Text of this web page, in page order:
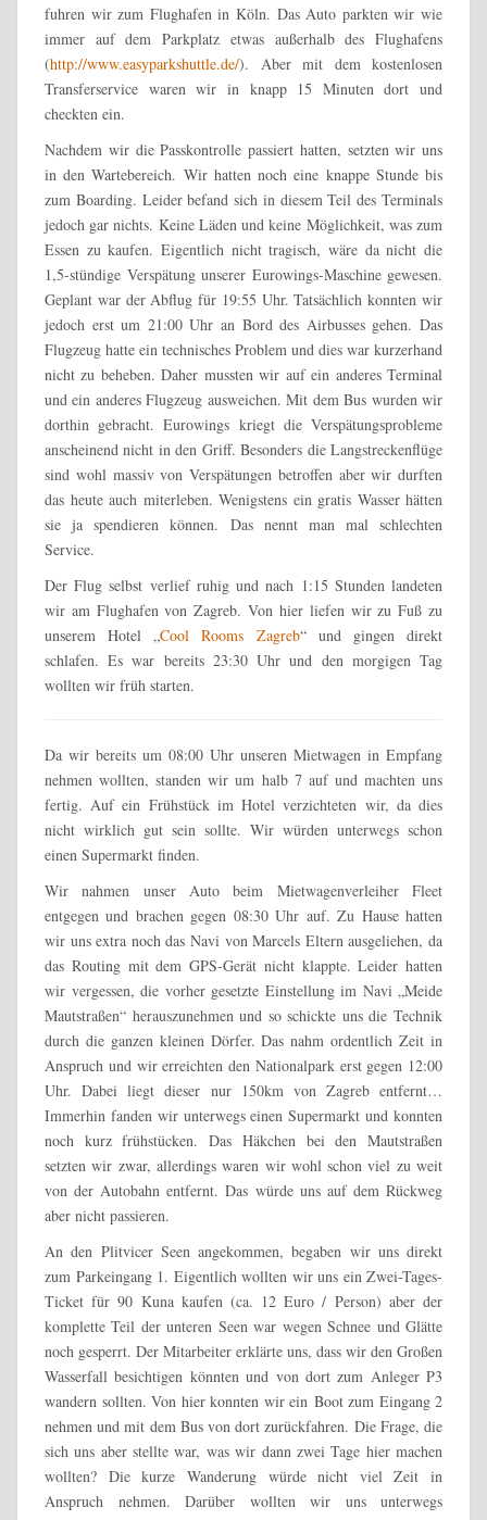
fuhren wir zum Flughafen in Köln. Das Auto parkten wir wie
immer auf dem Parkplatz etwas außerhalb des Flughafens
(http://www.easyparkshuttle.de/). Aber mit dem kostenlosen
Transferservice waren wir in knapp 15 Minuten dort und
checkten ein.
Nachdem wir die Passkontrolle passiert hatten, setzten wir uns
in den Wartebereich. Wir hatten noch eine knappe Stunde bis
zum Boarding. Leider befand sich in diesem Teil des Terminals
jedoch gar nichts. Keine Läden und keine Möglichkeit, was zum
Essen zu kaufen. Eigentlich nicht tragisch, wäre da nicht die
1,5-stündige Verspätung unserer Eurowings-Maschine gewesen.
Geplant war der Abflug für 19:55 Uhr. Tatsächlich konnten wir
jedoch erst um 21:00 Uhr an Bord des Airbusses gehen. Das
Flugzeug hatte ein technisches Problem und dies war kurzerhand
nicht zu beheben. Daher mussten wir auf ein anderes Terminal
und ein anderes Flugzeug ausweichen. Mit dem Bus wurden wir
dorthin gebracht. Eurowings kriegt die Verspätungsprobleme
anscheinend nicht in den Griff. Besonders die Langstreckenflüge
sind wohl massiv von Verspätungen betroffen aber wir durften
das heute auch miterleben. Wenigstens ein gratis Wasser hätten
sie ja spendieren können. Das nennt man mal schlechten
Service.
Der Flug selbst verlief ruhig und nach 1:15 Stunden landeten
wir am Flughafen von Zagreb. Von hier liefen wir zu Fuß zu
unserem Hotel „Cool Rooms Zagreb“ und gingen direkt
schlafen. Es war bereits 23:30 Uhr und den morgigen Tag
wollten wir früh starten.
Da wir bereits um 08:00 Uhr unseren Mietwagen in Empfang
nehmen wollten, standen wir um halb 7 auf und machten uns
fertig. Auf ein Frühstück im Hotel verzichteten wir, da dies
nicht wirklich gut sein sollte. Wir würden unterwegs schon
einen Supermarkt finden.
Wir nahmen unser Auto beim Mietwagenverleiher Fleet
entgegen und brachen gegen 08:30 Uhr auf. Zu Hause hatten
wir uns extra noch das Navi von Marcels Eltern ausgeliehen, da
das Routing mit dem GPS-Gerät nicht klappte. Leider hatten
wir vergessen, die vorher gesetzte Einstellung im Navi „Meide
Mautstraßen“ herauszunehmen und so schickte uns die Technik
durch die ganzen kleinen Dörfer. Das nahm ordentlich Zeit in
Anspruch und wir erreichten den Nationalpark erst gegen 12:00
Uhr. Dabei liegt dieser nur 150km von Zagreb entfernt…
Immerhin fanden wir unterwegs einen Supermarkt und konnten
noch kurz frühstücken. Das Häkchen bei den Mautstraßen
setzten wir zwar, allerdings waren wir wohl schon viel zu weit
von der Autobahn entfernt. Das würde uns auf dem Rückweg
aber nicht passieren.
An den Plitvicer Seen angekommen, begaben wir uns direkt
zum Parkeingang 1. Eigentlich wollten wir uns ein Zwei-Tages-
Ticket für 90 Kuna kaufen (ca. 12 Euro / Person) aber der
komplette Teil der unteren Seen war wegen Schnee und Glätte
noch gesperrt. Der Mitarbeiter erklärte uns, dass wir den Großen
Wasserfall besichtigen könnten und von dort zum Anleger P3
wandern sollten. Von hier konnten wir ein Boot zum Eingang 2
nehmen und mit dem Bus von dort zurückfahren. Die Frage, die
sich uns aber stellte war, was wir dann zwei Tage hier machen
wollten? Die kurze Wanderung würde nicht viel Zeit in
Anspruch nehmen. Darüber wollten wir uns unterwegs